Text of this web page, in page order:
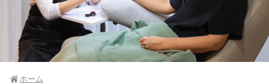
ホーム